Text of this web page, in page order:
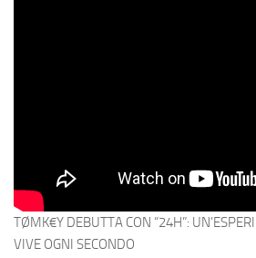
TØMK€Y DEBUTTA CON “24H”:
VIVE OGNI SECONDO